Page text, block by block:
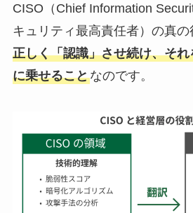
CISO（Chief Information
キュリティ最高責任者）の真の
正しく「認識」させ続け、そ
に乗せることなのです。